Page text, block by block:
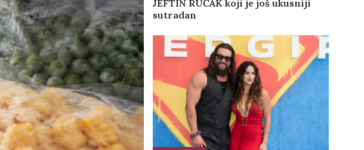
JEFTIN RUČAK koji je još ukusniji
sutradan